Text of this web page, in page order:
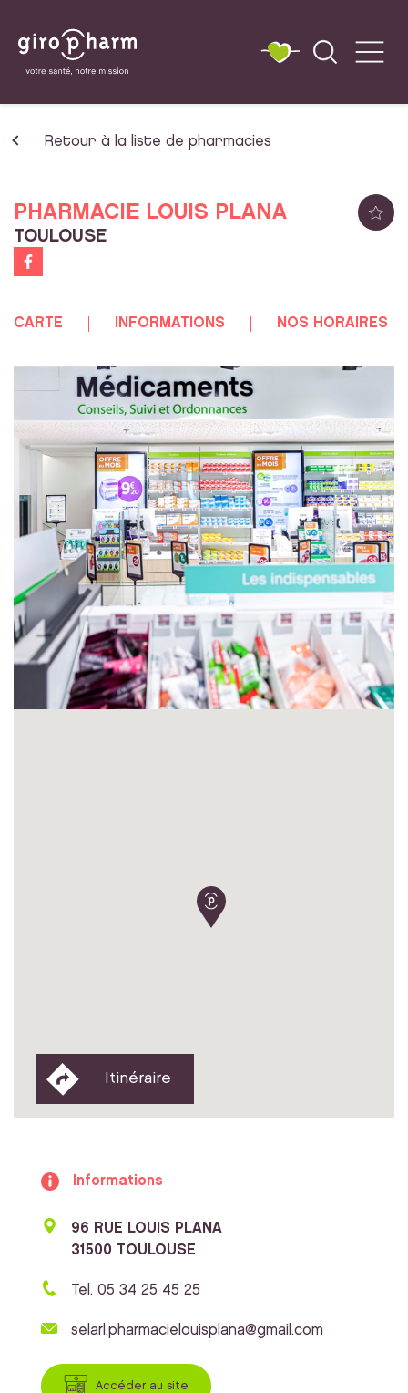
Retour à la liste de pharmacies
PHARMACIE LOUIS PLANA
TOULOUSE
CARTE INFORMATIONS NOS HORAIRES
Itinéraire
Informations
96 RUE LOUIS PLANA
31500 TOULOUSE
Tel. 05 34 25 45 25
selarl.pharmacielouisplana@gmail.com
Accéder au site